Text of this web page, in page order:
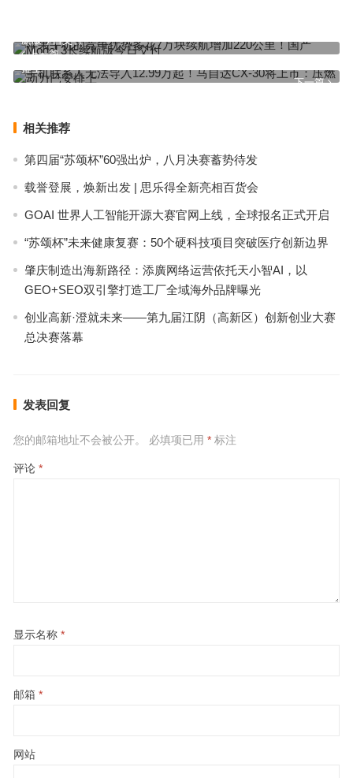
上一篇
航版今日交付
下一篇
手机联系人无法导入12.99万起！马自达CX-30将上市：压燃动力已安
排上
相关推荐
第四届“苏颂杯”60强出炉，八月决赛蓄势待发
载誉登展，焕新出发 | 思乐得全新亮相百货会
GOAI 世界人工智能开源大赛官网上线，全球报名正式开启
“苏颂杯”未来健康复赛：50个硬科技项目突破医疗创新边界
肇庆制造出海新路径：添廣网络运营依托天小智AI，以
GEO+SEO双引擎打造工厂全域海外品牌曝光
创业高新·澄就未来——第九届江阴（高新区）创新创业大赛
总决赛落幕
发表回复
您的邮箱地址不会被公开。 必填项已用 *标注
评论 *
显示名称 *
邮箱 *
网站